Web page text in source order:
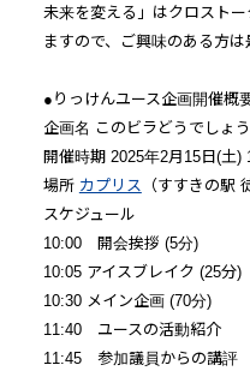
未来を変える」はクロスト
ますので、ご興味のある方は
●りっけんユース企画開催概
企画名 このビラどうでしょう
開催時期 2025年2⽉15⽇(⼟)
場所 カプリス （すすきの駅
スケジュール
10:00 開会挨拶 (5分)
10:05 アイスブレイク (25分)
10:30 メイン企画 (70分)
11:40 ユースの活動紹介
11:45 参加議員からの講評